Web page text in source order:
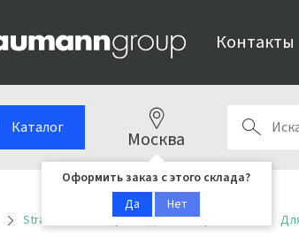
Контакты
Каталог Москва
Оформить заказ с этого склада?
Да
Нет
Straumann Ортопедические решения